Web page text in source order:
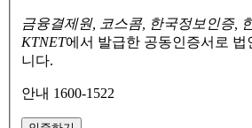
금융결제원, 코스콤, 한국정보인증,
KTNET에서 발급한 공동인증서로 법
니다.
안내 1600-1522